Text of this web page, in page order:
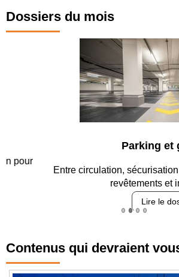
Dossiers du mois
Parking et
Entre circulation, sécurisation des
revêtements et
Lire le dossier
Contenus qui devraient